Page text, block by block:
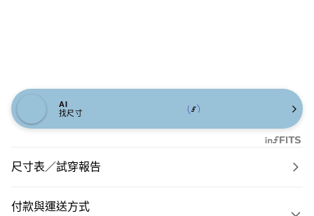
AI
找尺寸
尺寸表／試穿報告
付款與運送方式